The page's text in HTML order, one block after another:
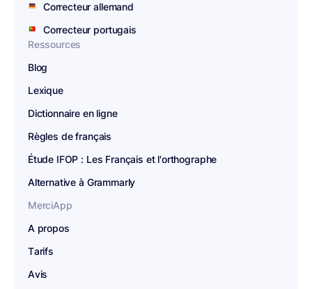
Correcteur allemand
Correcteur portugais
Ressources
Blog
Lexique
Dictionnaire en ligne
Règles de français
Étude IFOP : Les Français et l'orthographe
Alternative à Grammarly
MerciApp
A propos
Tarifs
Avis